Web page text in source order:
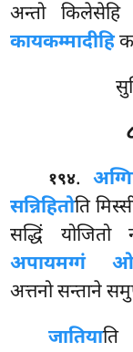
अन्तो
कायकम्मादीहि
१९४.
सन्निहितोति
सद्धिं
अपायमग्गं
अत्तनो सन्ताने
जातियाति